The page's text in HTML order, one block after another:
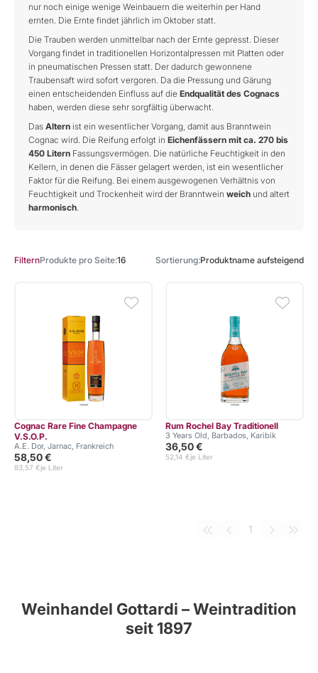
nur noch einige wenige Weinbauern die weiterhin per Hand
ernten. Die Ernte findet jährlich im Oktober statt.
Die Trauben werden unmittelbar nach der Ernte gepresst. Dieser
Vorgang findet in traditionellen Horizontalpressen mit Platten oder
in pneumatischen Pressen statt. Der dadurch gewonnene
Traubensaft wird sofort vergoren. Da die Pressung und Gärung
einen entscheidenden Einfluss auf die Endqualität des Cognacs
haben, werden diese sehr sorgfältig überwacht.
Das Altern ist ein wesentlicher Vorgang, damit aus Branntwein
Cognac wird. Die Reifung erfolgt in Eichenfässern mit ca. 270 bis
450 Litern Fassungsvermögen. Die natürliche Feuchtigkeit in den
Kellern, in denen die Fässer gelagert werden, ist ein wesentlicher
Faktor für die Reifung. Bei einem ausgewogenen Verhältnis von
Feuchtigkeit und Trockenheit wird der Branntwein weich und altert
harmonisch.
FilternProdukte pro Seite 16 Sortierung Produktname aufsteigend
Cognac Rare Fine Champagne
V.S.O.P.
A.E. Dor, Jarnac, Frankreich
58,50 €
je Liter
83,57 €
Rum Rochel Bay Traditionell
3 Years Old, Barbados, Karibik
36,50 €
je Liter
52,14 €
1
Weinhandel Gottardi – Weintradition
seit 1897